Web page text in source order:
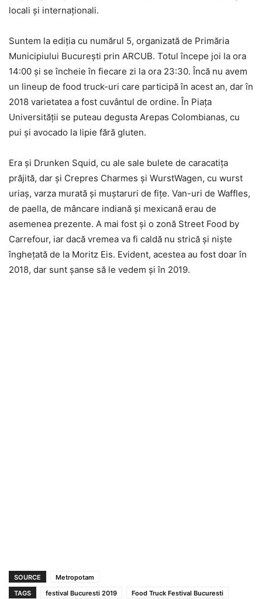
locali şi internaţionali.
Suntem la ediţia cu numărul 5, organizată de Primăria
Municipiului Bucureşti prin ARCUB. Totul începe joi la ora
14:00 şi se încheie în fiecare zi la ora 23:30. Încă nu avem
un lineup de food truck-uri care participă în acest an, dar în
2018 varietatea a fost cuvântul de ordine. În Piaţa
Universităţii se puteau degusta Arepas Colombianas, cu
pui şi avocado la lipie fără gluten.
Era şi Drunken Squid, cu ale sale bulete de caracatiţa
prăjită, dar şi Crepres Charmes şi WurstWagen, cu wurst
uriaş, varza murată şi muştaruri de fiţe. Van-uri de Waffles,
de paella, de mâncare indiană şi mexicană erau de
asemenea prezente. A mai fost şi o zonă Street Food by
Carrefour, iar dacă vremea va fi caldă nu strică şi nişte
îngheţată de la Moritz Eis. Evident, acestea au fost doar în
2018, dar sunt şanse să le vedem şi în 2019.
SOURCE
Metropotam
TAGS
festival Bucuresti 2019 Food Truck Festival Bucuresti